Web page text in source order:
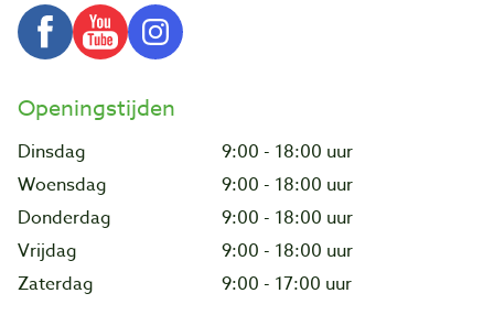
Openingstijden
Dinsdag
9:00 - 18:00 uur
Woensdag
9:00 - 18:00 uur
Donderdag
9:00 - 18:00 uur
Vrijdag
9:00 - 18:00 uur
Zaterdag
9:00 - 17:00 uur